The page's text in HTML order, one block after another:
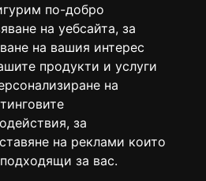
по-добро
на уебсайта, за
на вашия интерес
продукти и услуги
на
, за
на реклами които
за вас.
е регистрирано в националния